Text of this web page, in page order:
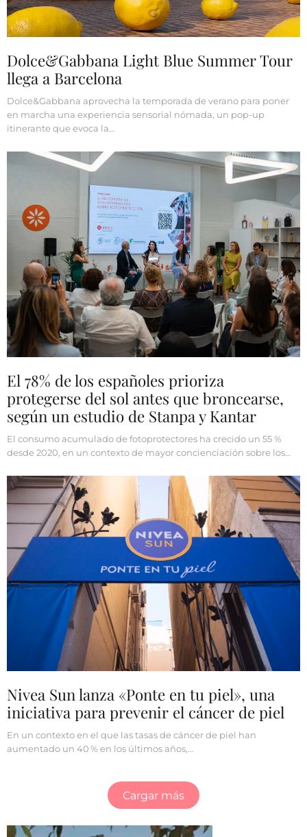
Dolce&Gabbana Light Blue Summer Tour
llega a Barcelona
Dolce&Gabbana aprovecha la temporada de verano para poner
en marcha una experiencia sensorial nómada, un pop-up
itinerante que evoca la…
El 78% de los españoles prioriza
protegerse del sol antes que broncearse,
según un estudio de Stanpa y Kantar
El consumo acumulado de fotoprotectores ha crecido un 55 %
desde 2020, en un contexto de mayor concienciación sobre los…
Nivea Sun lanza «Ponte en tu piel», una
iniciativa para prevenir el cáncer de piel
En un contexto en el que las tasas de cáncer de piel han
aumentado un 40 % en los últimos años,…
Cargar más